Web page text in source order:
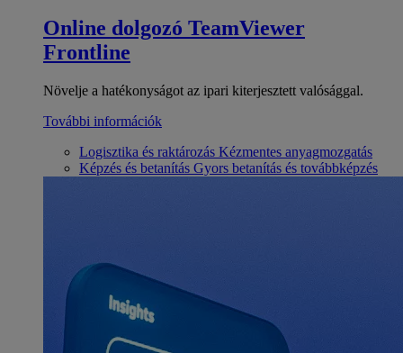
Online dolgozó TeamViewer
Frontline
Növelje a hatékonyságot az ipari kiterjesztett valósággal.
További információk
Logisztika és raktározás Kézmentes anyagmozgatás
Képzés és betanítás Gyors betanítás és továbbképzés